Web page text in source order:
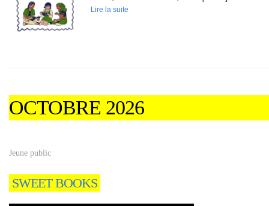
Lire la suite
OCTOBRE 2026
Jeune public
SWEET BOOKS